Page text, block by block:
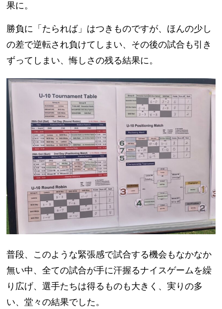
果に。
勝負に「たられば」はつきものですが、ほんの少し
の差で逆転され負けてしまい、その後の試合も引き
ずってしまい、悔しさの残る結果に。
普段、このような緊張感で試合する機会もなかなか
無い中、全ての試合が手に汗握るナイスゲームを繰
り広げ、選手たちは得るものも大きく、実りの多
い、堂々の結果でした。